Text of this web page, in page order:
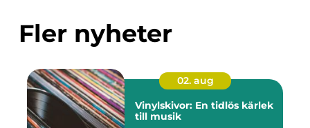
Fler nyheter
02. aug
Vinylskivor: En tidlös kärlek
till musik